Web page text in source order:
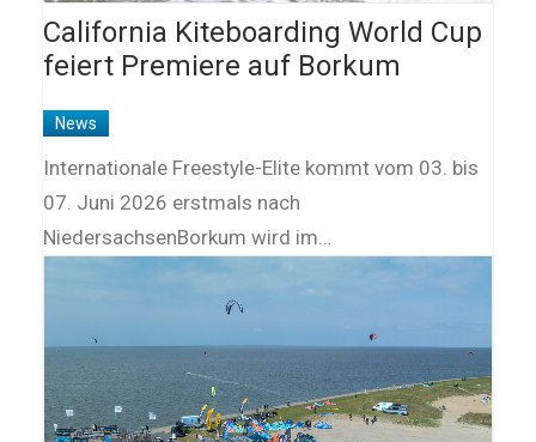
California Kiteboarding World Cup
feiert Premiere auf Borkum
News
Internationale Freestyle-Elite kommt vom 03. bis
07. Juni 2026 erstmals nach
NiedersachsenBorkum wird im…